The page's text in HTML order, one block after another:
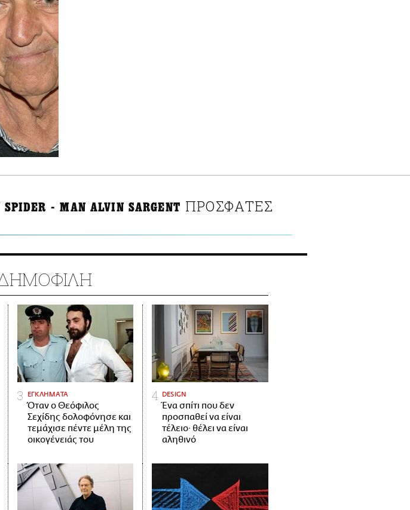
- MAN ALVIN SARGENT ΠΡΟΣΦΑΤΕΣ
ΕΓΚΛΗΜΑΤΑ
Όταν ο Θεόφιλος
Σεχίδης δολοφόνησε και
τεμάχισε πέντε μέλη της
οικογένειάς του
DESIGN
Ένα σπίτι που δεν
προσπαθεί να είναι
τέλειο· θέλει να είναι
αληθινό